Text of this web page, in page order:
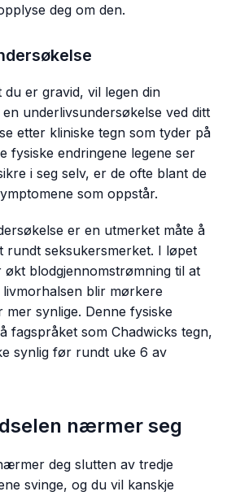
deg om den.
du er gravid, vil legen din
underlivsundersøkelse ved ditt
etter kliniske tegn som tyder på
fysiske endringene legene ser
i seg selv, er de ofte blant de
som oppstår.
er en utmerket måte å
rundt seksukersmerket. I løpet
blodgjennomstrømning til at
livmorhalsen blir mørkere
synlige. Denne fysiske
fagspråket som Chadwicks tegn,
synlig før rundt uke 6 av
nærmer seg
deg slutten av tredje
svinge, og du vil kanskje